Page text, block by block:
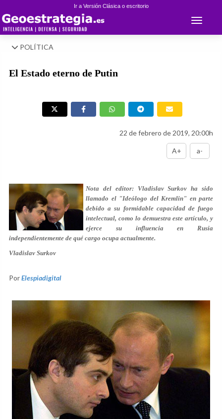
Ir a Versión Clásica o escritorio
Toggle
POLÍTICA
El Estado eterno de Putin
22 de febrero de 2019, 20:00h
A+ a-
Nota del editor: Vladislav Surkov ha sido
llamado el "Ideólogo del Kremlin" en parte
debido a su formidable capacidad de fuego
intelectual, como lo demuestra este artículo, y
ejerce su influencia en Rusia
independientemente de qué cargo ocupa actualmente.
Vladislav Surkov
PorElespiadigital